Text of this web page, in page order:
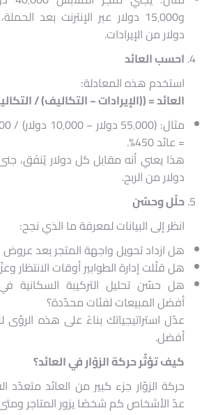
دولار من الإيرادات.
احسب العائد
استخدم هذه المعادلة:
العائد = ((الإيرادات − التكاليف) /
= عائد 450%.
دولار من الربح.
حلّل وحسّن
انظر إلى البيانات لمعرفة ما الذي نجح:
هل ازداد تحويل واجهة المتجر بعد عروض
هل قلّلت إدارة الطوابير أوقات الانتظار
هل حسّن تحليل التركيبة السكانية
أفضل المبيعات لفئات محدّدة؟
عدّل استراتيجياتك بناءً على هذه الرؤى
أفضل.
كيف تؤثّر حركة الزوّار في العائد؟
حركة الزوّار جزء كبير من العائد متعدّد
عدّ الأشخاص كم شخصًا يزور المتاجر